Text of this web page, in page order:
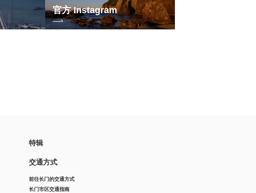
官方 Instagram
特辑
交通方式
前往长门的交通方式
长门市区交通指南